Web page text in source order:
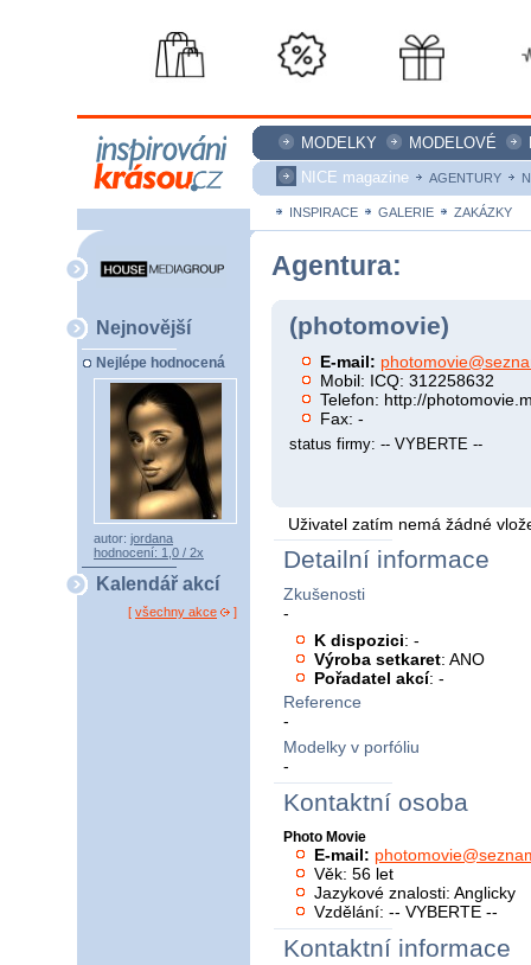
MODELKY MODELOVÉ
NICE magazine
AGENTURY
INSPIRACE GALERIE ZAKÁZKY
Nejnovější
Nejlépe hodnocená
autor: jordana
hodnocení: 1,0 / 2x
Kalendář akcí
[ všechny akce ]
Agentura:
(photomovie)
E-mail:
Mobil: ICQ: 312258632
Telefon: http://
Fax: -
status firmy: -- VYBERTE --
Uživatel zatím nemá žádné
Detailní informace
Zkušenosti
-
K dispozici: -
Výroba setkaret: ANO
Pořadatel akcí: -
Reference
-
Modelky v porfóliu
-
Kontaktní osoba
Photo Movie
E-mail:
Věk: 56 let
Jazykové znalosti: Anglicky
Vzdělání: -- VYBERTE --
Kontaktní informace